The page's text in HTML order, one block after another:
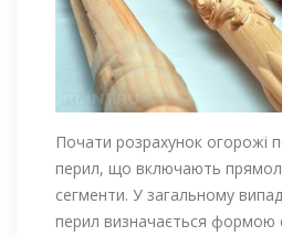
Почати розрахунок огорожі
перил, що включають
сегменти. У загальному
перил визначається формою